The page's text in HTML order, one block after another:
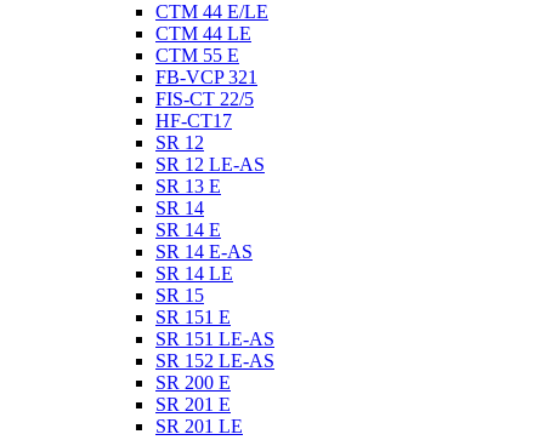
CTM 44 E/LE
CTM 44 LE
CTM 55 E
FB-VCP 321
FIS-CT 22/5
HF-CT17
SR 12
SR 12 LE-AS
SR 13 E
SR 14
SR 14 E
SR 14 E-AS
SR 14 LE
SR 15
SR 151 E
SR 151 LE-AS
SR 152 LE-AS
SR 200 E
SR 201 E
SR 201 LE